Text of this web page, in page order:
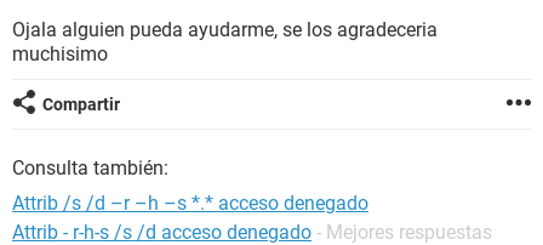
Ojala alguien pueda ayudarme, se los agradeceria
muchisimo
Compartir
Consulta también:
Attrib /s /d –r –h –s *.* acceso denegado
Attrib - r-h-s /s /d acceso denegado - Mejores respuestas